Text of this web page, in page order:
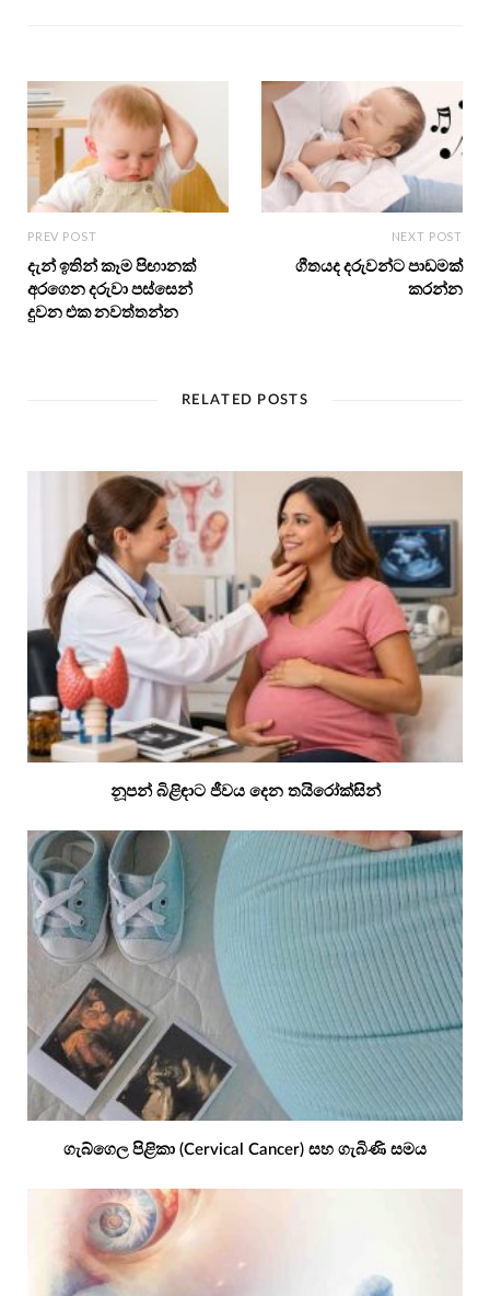
PREV POST
දැන් ඉතින් කෑම පිඟානක්
අරගෙන දරුවා පස්සෙන්
දුවන එක නවත්තන්න
NEXT POST
ගීතයද දරුවන්ට පාඩමක්
කරන්න
RELATED POSTS
නූපන් බිළිඳාට ජීවය දෙන තයිරෝක්සින්
ගැබ්ගෙල පිළිකා (Cervical Cancer) සහ ගැබිණි සමය